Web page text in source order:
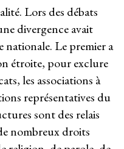
Lors des débats
divergence avait
nationale. Le premier a
étroite, pour exclure
les associations à
représentatives du
sont des relais
nombreux droits